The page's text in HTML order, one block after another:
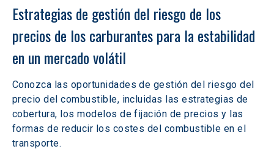
Estrategias de gestión del riesgo de los
precios de los carburantes para la estabilidad
en un mercado volátil
Conozca las oportunidades de gestión del riesgo del
precio del combustible, incluidas las estrategias de
cobertura, los modelos de fijación de precios y las
formas de reducir los costes del combustible en el
transporte.